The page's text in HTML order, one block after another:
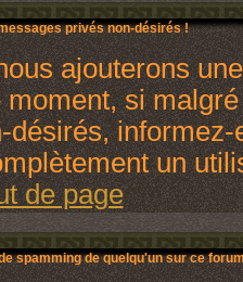
privés non-désirés !
ajouterons
si
désirés,
un
de page
spamming de quelqu'un sur ce